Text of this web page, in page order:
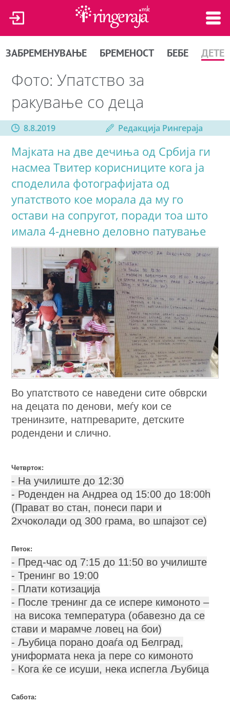
ЗАБРЕМЕНУВАЊЕ БРЕМЕНОСТ БЕБЕ ДЕТЕ
Фото: Упатство за
ракување со деца
8.8.2019 Редакција Рингераја
Мајката на две дечиња од Србија ги
насмеа Твитер корисниците кога ја
споделила фотографијата од
упатството кое морала да му го
остави на сопругот, поради тоа што
имала 4-дневно деловно патување
Во упатството се наведени сите обврски
на децата по денови, меѓу кои се
тренинзите, натпреварите, детските
родендени и слично.
Четврток:
- На училиште до 12:30
- Роденден на Андреа од 15:00 до 18:00h
(Прават во стан, понеси пари и
2хчоколади од 300 грама, во шпајзот се)
Петок:
- Пред-час од 7:15 до 11:50 во училиште
- Тренинг во 19:00
- Плати котизација
- После тренинг да се испере кимоното –
на висока температура (обавезно да се
стави и марамче ловец на бои)
- Љубица порано доаѓа од Белград,
униформата нека ја пере со кимоното
- Кога ќе се исуши, нека испегла Љубица
Сабота: